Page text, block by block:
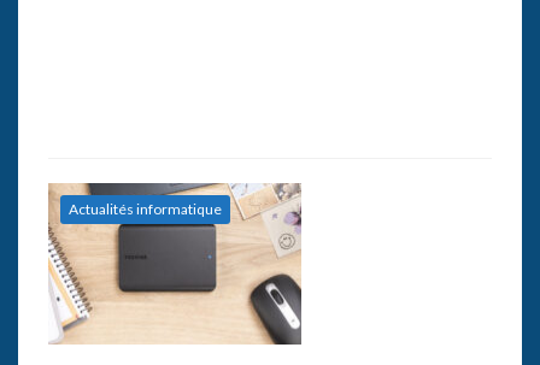
Actualités informatique